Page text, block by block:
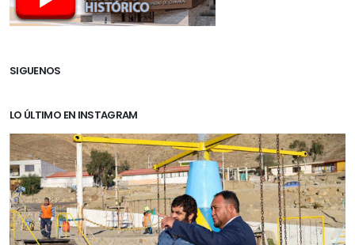
SIGUENOS
LO ÚLTIMO EN INSTAGRAM